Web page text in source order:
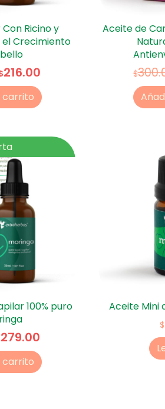
Ricino y
Crecimiento
216.00
carrito
Aceite de
$
100% puro
279.00
carrito
Aceite Mini
$